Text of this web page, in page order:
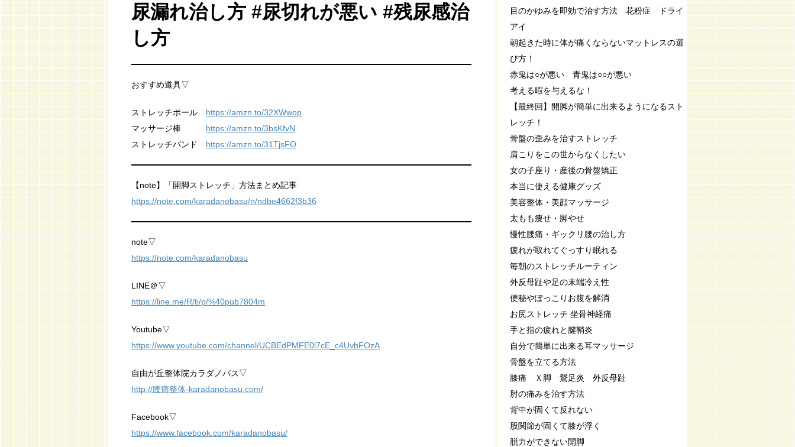
尿漏れ治し方 #尿切れが悪い #残尿感治
し方
おすすめ道具▽
ストレッチポール https://amzn.to/32XWwop
マッサージ棒 https://amzn.to/3bsKfvN
ストレッチバンド https://amzn.to/31TjsFO
【note】「開脚ストレッチ」方法まとめ記事
https://note.com/karadanobasu/n/ndbe4662f3b36
note▽
https://note.com/karadanobasu
LINE＠▽
https://line.me/R/ti/p/%40pub7804m
Youtube▽
https://www.youtube.com/channel/UCBEdPMFE0l7cE_c4UvbFOzA
自由が丘整体院カラダノバス▽
http://腰痛整体-karadanobasu.com/
Facebook▽
https://www.facebook.com/karadanobasu/
目のかゆみを即効で治す方法 花粉症 ドライ
アイ
朝起きた時に体が痛くならないマットレスの選
び方！
赤鬼は○が悪い 青鬼は○○が悪い
考える暇を与えるな！
【最終回】開脚が簡単に出来るようになるスト
レッチ！
骨盤の歪みを治すストレッチ
肩こりをこの世からなくしたい
女の子座り・産後の骨盤矯正
本当に使える健康グッズ
美容整体・美顔マッサージ
太もも痩せ・脚やせ
慢性腰痛・ギックリ腰の治し方
疲れが取れてぐっすり眠れる
毎朝のストレッチルーティン
外反母趾や足の末端冷え性
便秘やぽっこりお腹を解消
お尻ストレッチ 坐骨神経痛
手と指の疲れと腱鞘炎
自分で簡単に出来る耳マッサージ
骨盤を立てる方法
膝痛 Ｘ脚 鵞足炎 外反母趾
肘の痛みを治す方法
背中が固くて反れない
股関節が固くて膝が浮く
脱力ができない開脚